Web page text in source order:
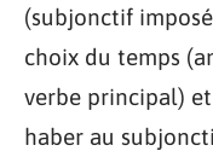
(subjonctif
choix du temps
verbe principal)
haber au